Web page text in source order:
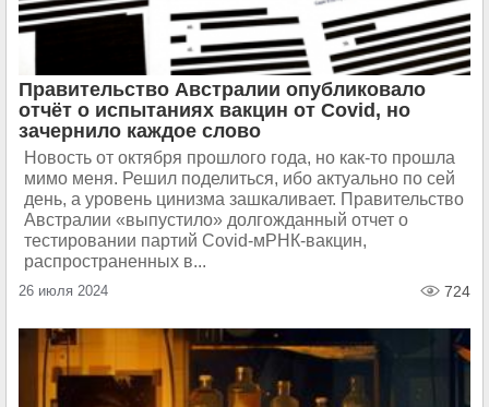
Правительство Австралии опубликовало
отчёт о испытаниях вакцин от Covid, но
зачернило каждое слово
Новость от октября прошлого года, но как-​то прошла
мимо меня. Решил поделиться, ибо актуально по сей
день, а уровень цинизма зашкаливает. Правительство
Австралии «выпустило» долгожданный отчет о
тестировании партий Covid-​мРНК-вакцин,
распространенных в...
26 июля 2024 724